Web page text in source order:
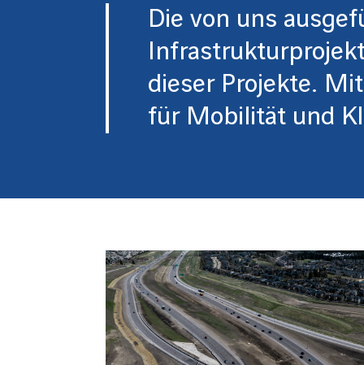
Die von uns
dieser Projekte.
für Mobilität und